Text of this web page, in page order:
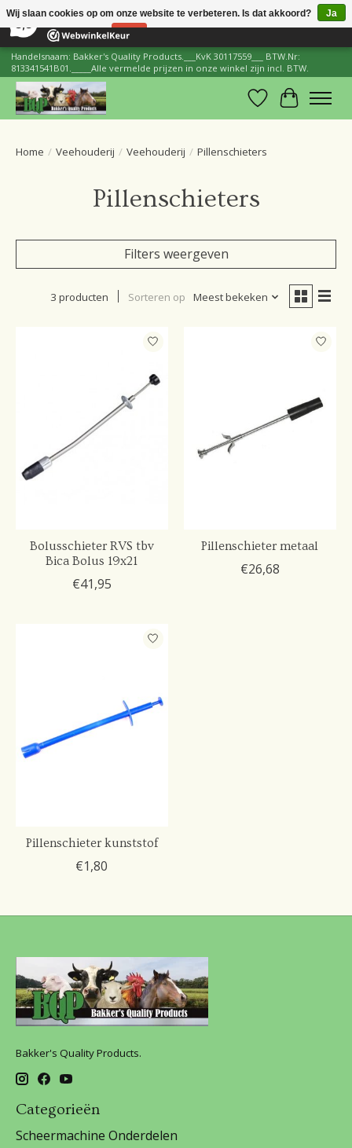
206 Reviews ×
Handelsnaam: Bakker's Quality Products.___KvK 30117559___ BTW.Nr:
813341541B01._____Alle vermelde prijzen in onze winkel zijn incl. BTW.
Verlanglijst
Home / Veehouderij / Veehouderij / Pillenschieters
Pillenschieters
Filters weergeven
3 producten Sorteren op Meest bekeken
Bolusschieter RVS tbv
Bica Bolus 19x21
€41,95
Pillenschieter metaal
€26,68
Pillenschieter kunststof
€1,80
Bakker's Quality Products.
Categorieën
Scheermachine Onderdelen
Wij slaan cookies op om onze website te verbeteren. Is dat akkoord?
Ja
Nee